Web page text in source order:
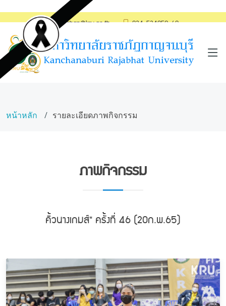
saraban@kru.ac.th 034-534059-60
หน้าหลัก รายละเอียดภาพกิจกรรม
ภาพกิจกรรม
คิ้วนางเกมส์" ครั้งที่ 46 (20ก.พ.65)